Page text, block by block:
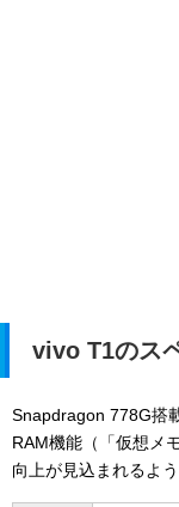
vivo T1のス
Snapdragon 778G搭
RAM機能（「仮想メ
向上が見込まれるよう